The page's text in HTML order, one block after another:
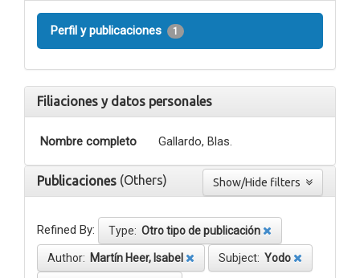
Perfil y publicaciones 1
Filiaciones y datos personales
Nombre completo Gallardo, Blas.
Publicaciones (Others)
Refined By: Type: Otro tipo de publicación
Author: Martín Heer, Isabel Subject: Yodo